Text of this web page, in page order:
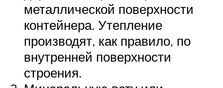
металлической поверхности
контейнера. Утепление
производят, как правило, по
внутренней поверхности
строения.